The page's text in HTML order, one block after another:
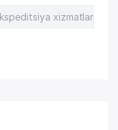
xizmatlari